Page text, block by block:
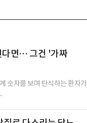
다면… 그건 '가짜
숫자를 보며 탄식하는 환자가